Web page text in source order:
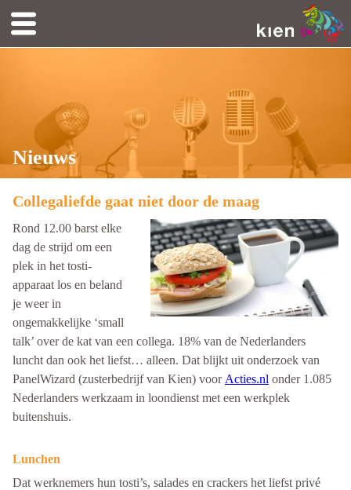
Nieuws
Collegaliefde gaat niet door de maag
Rond 12.00 barst elke
dag de strijd om een
plek in het tosti-
apparaat los en beland
je weer in
ongemakkelijke ‘small
talk’ over de kat van een collega. 18% van de Nederlanders
luncht dan ook het liefst… alleen. Dat blijkt uit onderzoek van
PanelWizard (zusterbedrijf van Kien) voor Acties.nl onder 1.085
Nederlanders werkzaam in loondienst met een werkplek
buitenshuis.
Lunchen
Dat werknemers hun tosti’s, salades en crackers het liefst privé